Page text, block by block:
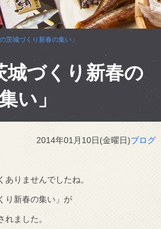
の茨城づくり新春の集い」
城づくり新春の
い」
2014年01月10日(金曜日)ブログ
りませんでしたね。
り新春の集い」が
ました。